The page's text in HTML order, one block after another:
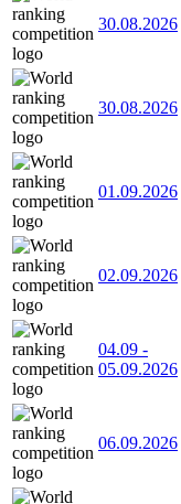
30.08.2026
30.08.2026
01.09.2026
02.09.2026
04.09 -
05.09.2026
06.09.2026